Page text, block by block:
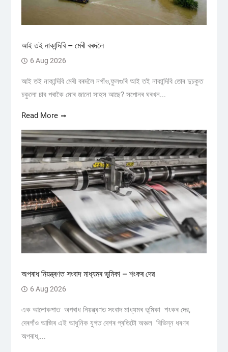
আই তই নাকান্দিবি – মেৰী বৰদলৈ
6 Aug 2026
আই তই নাকান্দিবি মেৰী বৰদলৈ নগাঁও,ফুলগুৰি আই তই নাকান্দিবি তোৰ দুচকুত
চকুলো চাব পৰাকৈ মোৰ জানো সাহস আছে? সপোনৰ ঘৰখন...
Read More
অপৰাধ নিয়ন্ত্ৰণত সংবাদ মাধ্যমৰ ভূমিকা – শংকৰ দেৱ
6 Aug 2026
এক আলোকপাত অপৰাধ নিয়ন্ত্ৰণত সংবাদ মাধ্যমৰ ভূমিকা শংকৰ দেৱ,
দেৰগাঁও আজিৰ এই আধুনিক যুগত দেশৰ প্ৰতিটো অঞ্চল বিভিন্ন ধৰণৰ
অপৰাধ,...